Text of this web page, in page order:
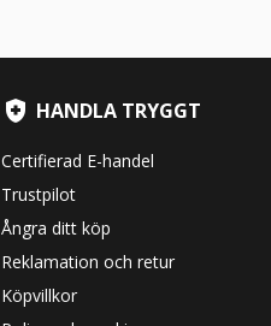
HANDLA TRYGGT
Certifierad E-handel
Trustpilot
Ångra ditt köp
Reklamation och retur
Köpvillkor